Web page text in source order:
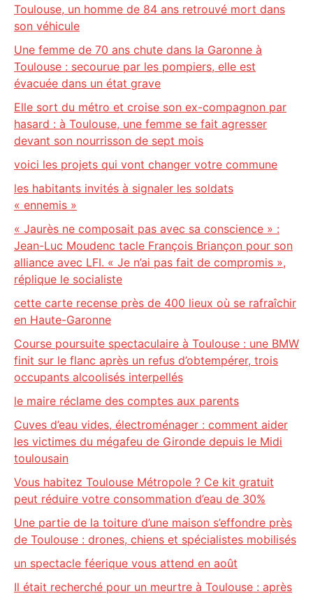
Toulouse, un homme de 84 ans retrouvé mort dans
son véhicule
Une femme de 70 ans chute dans la Garonne à
Toulouse : secourue par les pompiers, elle est
évacuée dans un état grave
Elle sort du métro et croise son ex-compagnon par
hasard : à Toulouse, une femme se fait agresser
devant son nourrisson de sept mois
voici les projets qui vont changer votre commune
les habitants invités à signaler les soldats
« ennemis »
« Jaurès ne composait pas avec sa conscience » :
Jean-Luc Moudenc tacle François Briançon pour son
alliance avec LFI. « Je n’ai pas fait de compromis »,
réplique le socialiste
cette carte recense près de 400 lieux où se rafraîchir
en Haute-Garonne
Course poursuite spectaculaire à Toulouse : une BMW
finit sur le flanc après un refus d’obtempérer, trois
occupants alcoolisés interpellés
le maire réclame des comptes aux parents
Cuves d’eau vides, électroménager : comment aider
les victimes du mégafeu de Gironde depuis le Midi
toulousain
Vous habitez Toulouse Métropole ? Ce kit gratuit
peut réduire votre consommation d’eau de 30%
Une partie de la toiture d’une maison s’effondre près
de Toulouse : drones, chiens et spécialistes mobilisés
un spectacle féerique vous attend en août
Il était recherché pour un meurtre à Toulouse : après